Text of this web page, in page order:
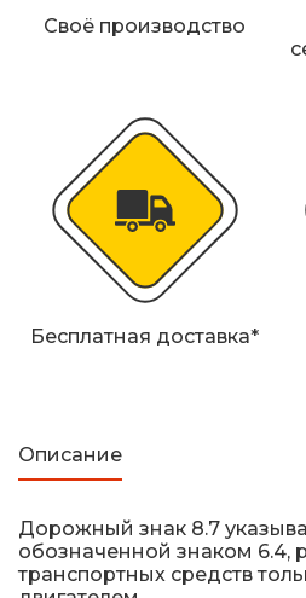
Железнодорожные
Прочее
Своё производство
Бесплатная доставка*
Описание
Дорожный знак 8.7
обозначенной знаком 6.4,
транспортных средств